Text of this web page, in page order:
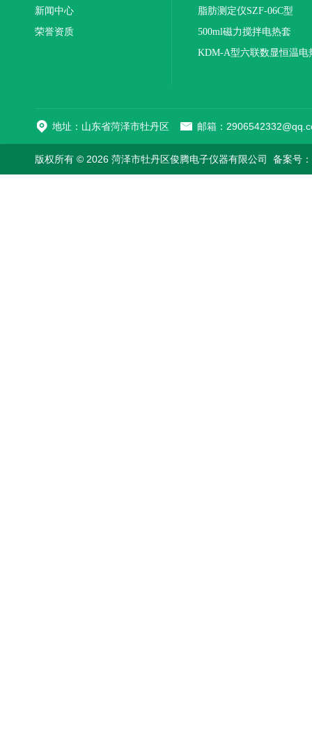
新闻中心
荣誉资质
联
脂肪测定仪SZF-06C型
500ml磁力搅拌电热套
KDM-A型六联数显恒温电
地址：山东省菏泽市牡丹区 邮箱：
版权所有 © 2026 菏泽市牡丹区俊腾电子仪器有限公司 备案号